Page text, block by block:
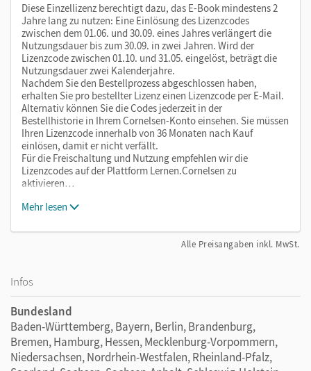
Diese Einzellizenz berechtigt dazu, das E-Book mindestens 2
Jahre lang zu nutzen: Eine Einlösung des Lizenzcodes
zwischen dem 01.06. und 30.09. eines Jahres verlängert die
Nutzungsdauer bis zum 30.09. in zwei Jahren. Wird der
Lizenzcode zwischen 01.10. und 31.05. eingelöst, beträgt die
Nutzungsdauer zwei Kalenderjahre.
Nachdem Sie den Bestellprozess abgeschlossen haben,
erhalten Sie pro bestellter Lizenz einen Lizenzcode per E-Mail.
Alternativ können Sie die Codes jederzeit in der
Bestellhistorie in Ihrem Cornelsen-Konto einsehen. Sie müssen
Ihren Lizenzcode innerhalb von 36 Monaten nach Kauf
einlösen, damit er nicht verfällt.
Für die Freischaltung und Nutzung empfehlen wir die
Lizenzcodes auf der Plattform Lernen.Cornelsen zu
aktivieren…
Mehr lesen
Alle Preisangaben inkl. MwSt.
Infos
Bundesland
Baden-Württemberg, Bayern, Berlin, Brandenburg,
Bremen, Hamburg, Hessen, Mecklenburg-Vorpommern,
Niedersachsen, Nordrhein-Westfalen, Rheinland-Pfalz,